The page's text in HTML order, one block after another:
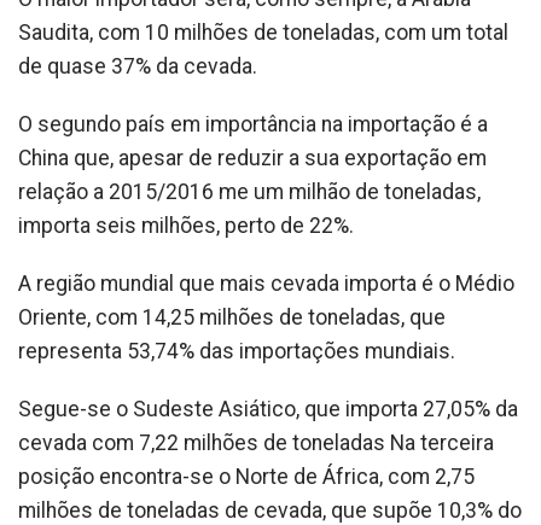
Saudita, com 10 milhões de toneladas, com um total
de quase 37% da cevada.
O segundo país em importância na importação é a
China que, apesar de reduzir a sua exportação em
relação a 2015/2016 me um milhão de toneladas,
importa seis milhões, perto de 22%.
A região mundial que mais cevada importa é o Médio
Oriente, com 14,25 milhões de toneladas, que
representa 53,74% das importações mundiais.
Segue-se o Sudeste Asiático, que importa 27,05% da
cevada com 7,22 milhões de toneladas Na terceira
posição encontra-se o Norte de África, com 2,75
milhões de toneladas de cevada, que supõe 10,3% do